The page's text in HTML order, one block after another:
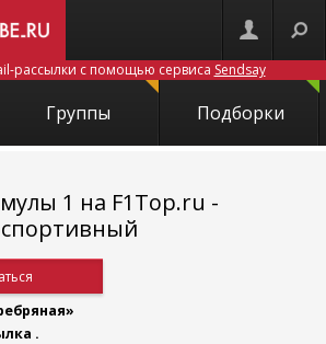
рассылки с помощью сервиса Sendsay
Группы Подборки
1 на F1Top.ru -
.